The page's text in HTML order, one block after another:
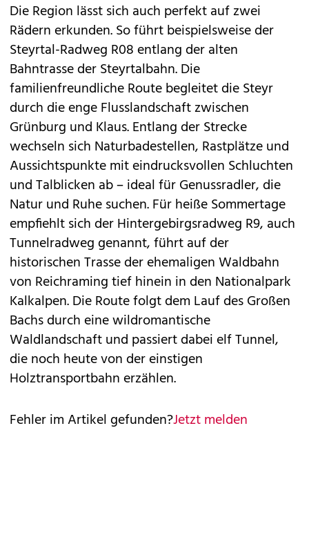
Die Region lässt sich auch perfekt auf zwei
Rädern erkunden. So führt beispielsweise der
Steyrtal-Radweg R08 entlang der alten
Bahntrasse der Steyrtalbahn. Die
familienfreundliche Route begleitet die Steyr
durch die enge Flusslandschaft zwischen
Grünburg und Klaus. Entlang der Strecke
wechseln sich Naturbadestellen, Rastplätze und
Aussichtspunkte mit eindrucksvollen Schluchten
und Talblicken ab – ideal für Genussradler, die
Natur und Ruhe suchen. Für heiße Sommertage
empfiehlt sich der Hintergebirgsradweg R9, auch
Tunnelradweg genannt, führt auf der
historischen Trasse der ehemaligen Waldbahn
von Reichraming tief hinein in den Nationalpark
Kalkalpen. Die Route folgt dem Lauf des Großen
Bachs durch eine wildromantische
Waldlandschaft und passiert dabei elf Tunnel,
die noch heute von der einstigen
Holztransportbahn erzählen.
Fehler im Artikel gefunden?Jetzt melden